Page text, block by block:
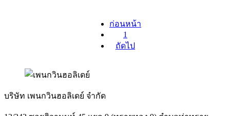
ก่อนหน้า
1
ถัดไป
บริษัท เพนกวินฮอลิเดย์ จำกัด